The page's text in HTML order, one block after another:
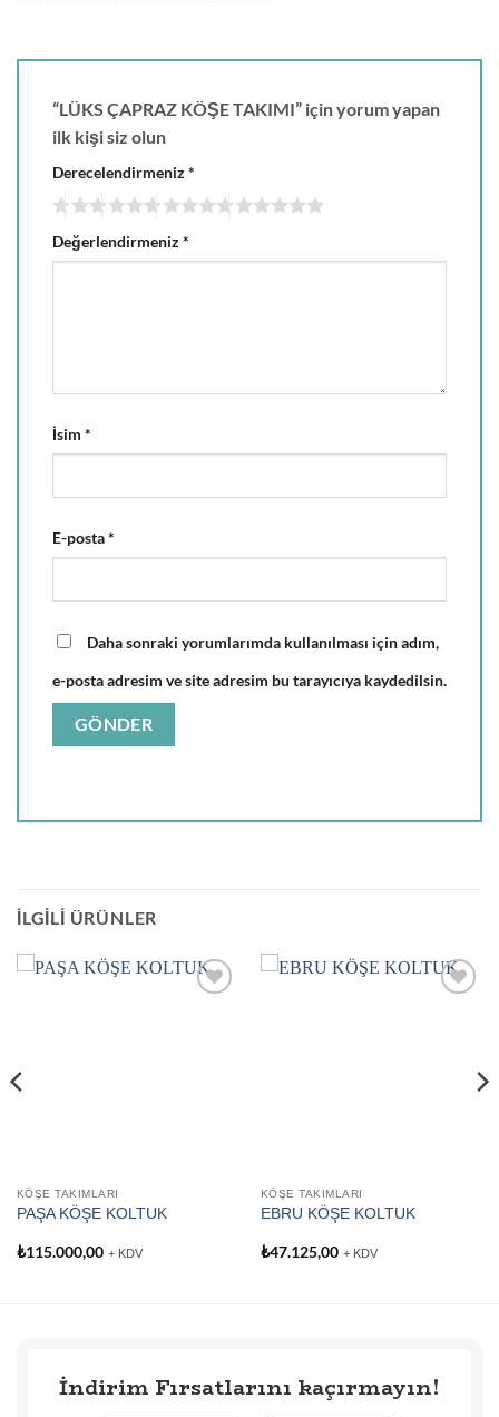
“LÜKS ÇAPRAZ KÖŞE TAKIMI” için yorum yapan
ilk kişi siz olun
Derecelendirmeniz*
Değerlendirmeniz*
İsim *
E-posta*
Daha sonraki yorumlarımda kullanılması için adım,
e-posta adresim ve site adresim bu tarayıcıya kaydedilsin.
İLGILI ÜRÜNLER
KÖŞE TAKIMLARI
PAŞA KÖŞE KOLTUK
₺115.000,00 + KDV
KÖŞE TAKIMLARI
EBRU KÖŞE KOLTUK
₺47.125,00 + KDV
İndirim Fırsatlarını kaçırmayın!